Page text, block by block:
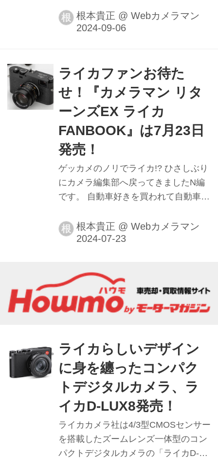
を2024年9月14日に発売すると発表し
た。
根 根本貴正 @ Webカメラマン
ライカファンお待た
せ！『カメラマン リタ
ーンズEX ライカ
FANBOOK』は7月23日
発売！
ゲッカメのノリでライカ!? ひさしぶり
にカメラ編集部へ戻ってきましたN編
です。 自動車好きを買われて自動車雑
が、この度カメラMOOKを作るよう
に！との指令がくだりまして戻ってま
自動車雑誌からカメラへと頭の切り替
えはすぐにできるモノでもなく、はじ
めの1カ月はかなり戸惑いました。 月
2024年はM型ライカ登場から70年の記
念すべきイヤー！ 「ライカ
FANBOOK」はライカの最新モデルの
ライカM11シリーズやライカSL...
根 根本貴正 @ Webカメラマン
ライカらしいデザイン
に身を纏ったコンパク
トデジタルカメラ、ラ
イカD-LUX8発売！
ライカカメラ社は4/3型CMOSセンサー
を搭載したズームレンズ一体型のコン
パクトデジタルカメラの「ライカD-